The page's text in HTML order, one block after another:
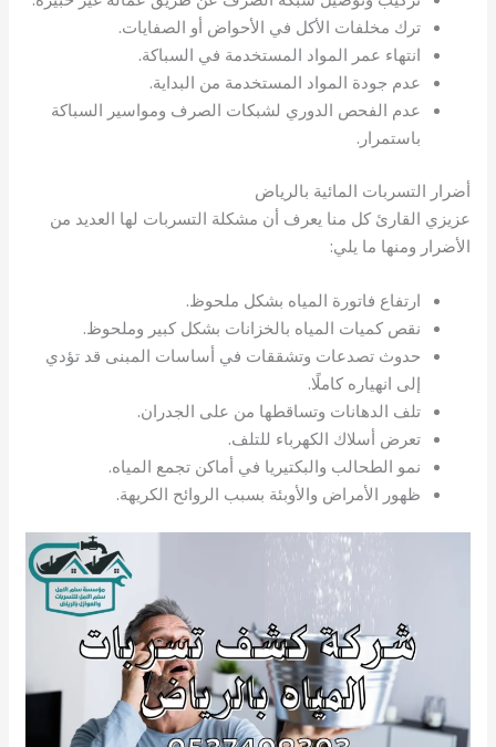
ترك مخلفات الأكل في الأحواض أو الصفايات.
انتهاء عمر المواد المستخدمة في السباكة.
عدم جودة المواد المستخدمة من البداية.
عدم الفحص الدوري لشبكات الصرف ومواسير السباكة
باستمرار.
أضرار التسربات المائية بالرياض
عزيزي القارئ كل منا يعرف أن مشكلة التسربات لها العديد من
الأضرار ومنها ما يلي:
ارتفاع فاتورة المياه بشكل ملحوظ.
نقص كميات المياه بالخزانات بشكل كبير وملحوظ.
حدوث تصدعات وتشققات في أساسات المبنى قد تؤدي
إلى انهياره كاملًا.
تلف الدهانات وتساقطها من على الجدران.
تعرض أسلاك الكهرباء للتلف.
نمو الطحالب والبكتيريا في أماكن تجمع المياه.
ظهور الأمراض والأوبئة بسبب الروائح الكريهة.